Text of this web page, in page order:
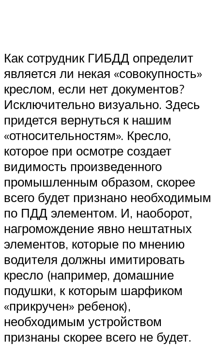
Как сотрудник ГИБДД определит
является ли некая «совокупность»
креслом, если нет документов?
Исключительно визуально. Здесь
придется вернуться к нашим
«относительностям». Кресло,
которое при осмотре создает
видимость произведенного
промышленным образом, скорее
всего будет признано необходимым
по ПДД элементом. И, наоборот,
нагромождение явно нештатных
элементов, которые по мнению
водителя должны имитировать
кресло (например, домашние
подушки, к которым шарфиком
«прикручен» ребенок),
необходимым устройством
признаны скорее всего не будет.